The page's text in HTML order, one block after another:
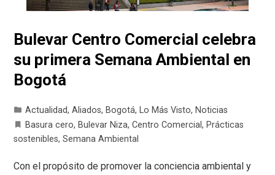
Bulevar Centro Comercial celebra
su primera Semana Ambiental en
Bogotá
Actualidad,Aliados, Bogotá, Lo Más Visto, Noticias
Basura cero, Bulevar Niza,Centro Comercial, Prácticas
sostenibles,Semana Ambiental
Con el propósito de promover la conciencia ambiental y